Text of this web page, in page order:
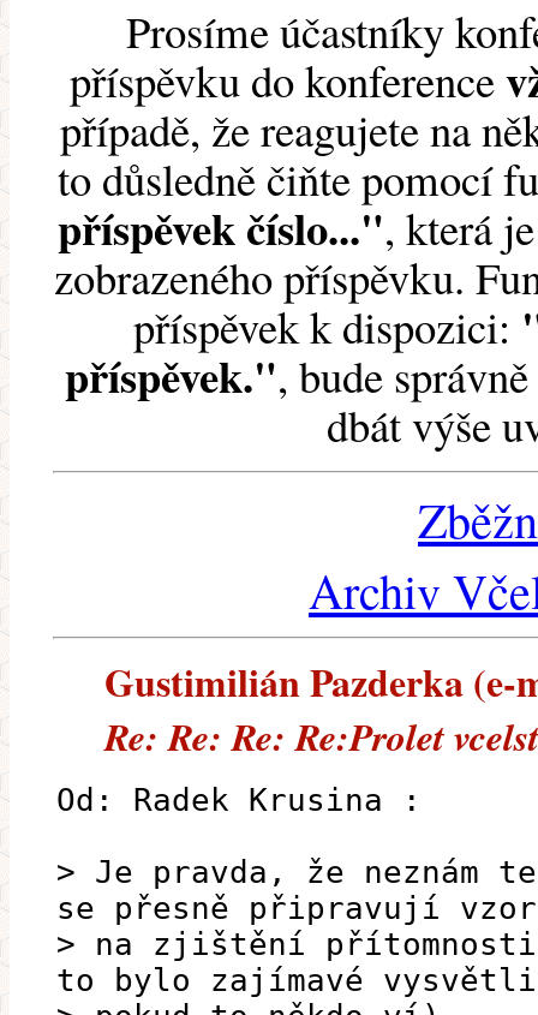
Prosíme účastníky
příspěvku do konference
případě, že reagujete na
to důsledně čiňte pomocí
příspěvek číslo...", která
zobrazeného příspěvku.
příspěvek k dispozici:
příspěvek.", bude
dbát výše
Archiv
Gustimilián Pazderka (e-
Re: Re: Re: Re:Prolet
Od: Radek Krusina :
> Je pravda, že neznám
se přesně připravují
> na zjištění přítomnosti
to bylo zajímavé